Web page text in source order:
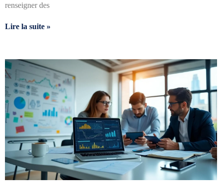
renseigner des
Lire la suite »